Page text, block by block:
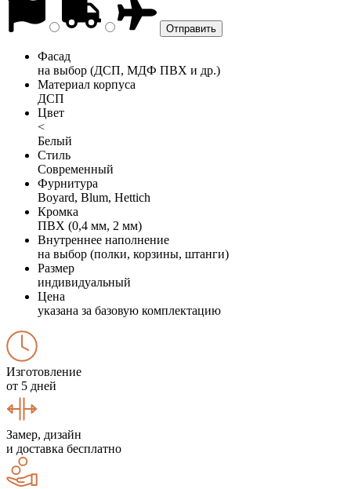
Фасад
на выбор (ДСП, МДФ ПВХ и др.)
Материал корпуса
ДСП
Цвет
<
Белый
Стиль
Современный
Фурнитура
Boyard, Blum, Hettich
Кромка
ПВХ (0,4 мм, 2 мм)
Внутреннее наполнение
на выбор (полки, корзины, штанги)
Размер
индивидуальный
Цена
указана за базовую комплектацию
Изготовление
от 5 дней
Замер, дизайн
и доставка бесплатно